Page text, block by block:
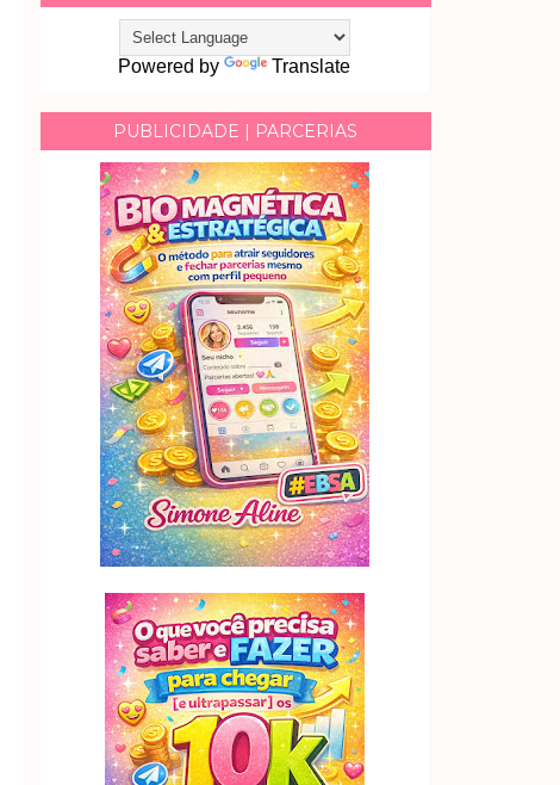
Powered by Translate
PUBLICIDADE | PARCERIAS